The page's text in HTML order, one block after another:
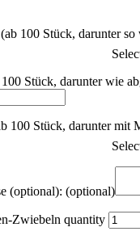
100 Stück, darunter so
Stück, darunter wie
100 Stück, darunter mit
(optional): (optional)
Zwiebeln quantity